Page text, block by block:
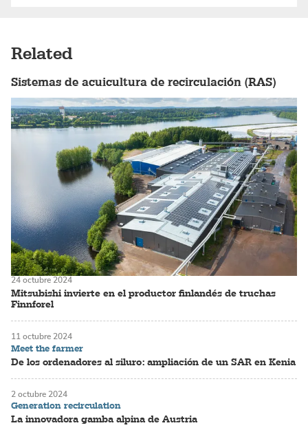
Related
Sistemas de acuicultura de recirculación (RAS)
Mitsubishi invierte en el productor finlandés de truchas
Finnforel
24 octubre 2024
Meet the farmer
De los ordenadores al siluro: ampliación de un SAR en Kenia
11 octubre 2024
Generation recirculation
La innovadora gamba alpina de Austria
2 octubre 2024